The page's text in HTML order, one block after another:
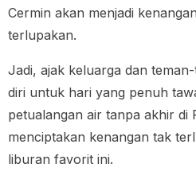
Cermin akan menjadi
terlupakan.
Jadi, ajak keluarga dan
diri untuk hari yang penuh
petualangan air tanpa akhir di
menciptakan kenangan tak
liburan favorit ini.